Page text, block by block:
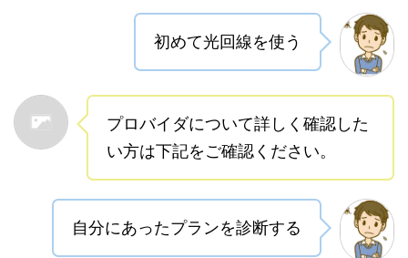
初めて光回線を使う
プロバイダについて詳しく確認した
い方は下記をご確認ください。
自分にあったプランを診断する